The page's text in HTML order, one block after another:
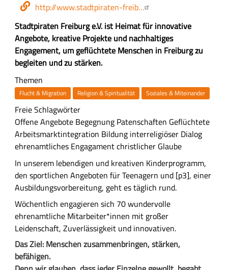
Mail-
Webseite
http://www.stadtpiraten-freib…
Z
u
s
a
m
m
e
n
f
a
s
s
u
n
Stadtpiraten Freiburg e.V. ist Heimat für innovative
Angebote, kreative Projekte und nachhaltiges
Engagement, um geflüchtete Menschen in Freiburg zu
begleiten und zu stärken.
Themen
Flucht & Migration Religion & Spiritualität Soziales & Miteinander
Freie Schlagwörter
Offene Angebote Begegnung Patenschaften Geflüchtete
Arbeitsmarktintegration Bildung interreligiöser Dialog
ehrenamtliches Engagamentchristlicher Glaube
A
u
s
f
ü
h
l
i
In unserem lebendigen und kreativen Kinderprogramm,
den sportlichen Angeboten für Teenagern und [p3], einer
Ausbildungsvorbereitung, geht es täglich rund.
Wöchentlich engagieren sich 70 wundervolle
ehrenamtliche Mitarbeiter*innen mit großer
Leidenschaft, Zuverlässigkeit und innovativen.
Das Ziel: Menschen zusammenbringen, stärken,
befähigen.